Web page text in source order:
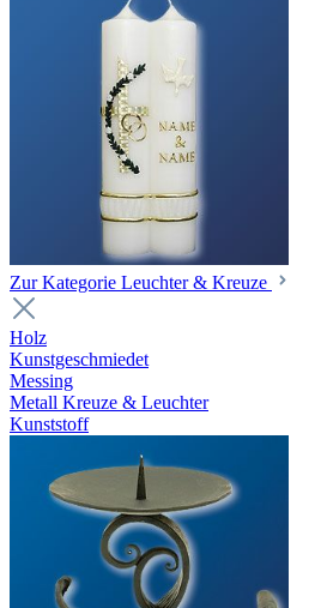
Zur Kategorie Leuchter & Kreuze
Holz
Kunstgeschmiedet
Messing
Metall Kreuze & Leuchter
Kunststoff